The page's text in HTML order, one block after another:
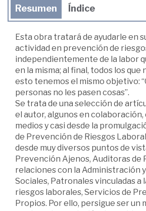
Resumen Índice
Esta obra tratará de ayudarle en
actividad en prevención de
independientemente de la labor
en la misma; al final, todos los que
esto tenemos el mismo objetivo:
personas no les pasen cosas”.
Se trata de una selección de
el autor, algunos en colaboración,
medios y casi desde la
de Prevención de Riesgos
desde muy diversos puntos de
Prevención Ajenos, Auditoras de
relaciones con la Administración
Sociales, Patronales vinculadas a
riesgos laborales, Servicios de
Propios. Por ello, persigue ser un